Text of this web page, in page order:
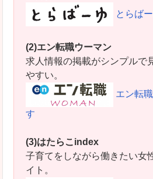
とらば
(2)エン転職ウーマン
求人情報の掲載がシンプルで
やすい。
エン転
す
(3)はたらこindex
子育てをしながら働きたい女
イト。